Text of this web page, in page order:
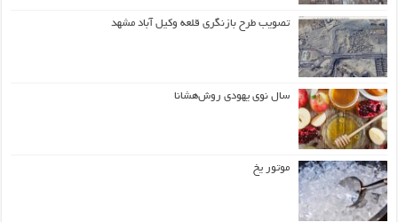
تصویب طرح بازنگری قلعه وکیل آباد مشهد
سال نوی یهودی روش‌هشانا
موتور یخ